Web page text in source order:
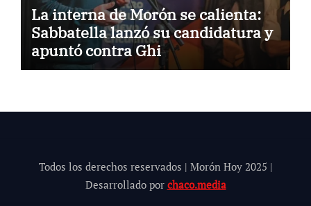
La interna de Morón se calienta:
Sabbatella lanzó su candidatura y
apuntó contra Ghi
Todos los derechos reservados | Morón Hoy 2025 |
Desarrollado por chaco.media